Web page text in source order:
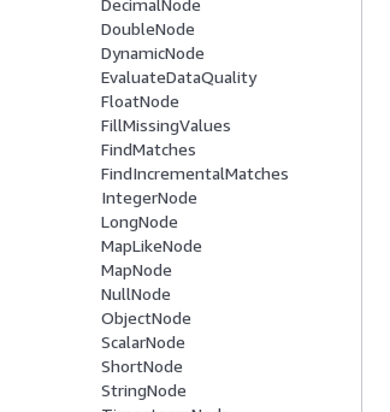
DecimalNode
DoubleNode
DynamicNode
EvaluateDataQuality
FloatNode
FillMissingValues
FindMatches
FindIncrementalMatches
IntegerNode
LongNode
MapLikeNode
MapNode
NullNode
ObjectNode
ScalarNode
ShortNode
StringNode